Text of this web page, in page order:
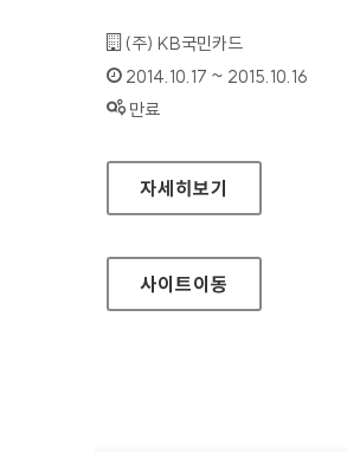
기관명 :
(주) KB국민카드
인증기간 :
2014.10.17 ~ 2015.10.16
상태 :
만료
KB국민카드 법인 홈페이지
자세히보기
사이트이동